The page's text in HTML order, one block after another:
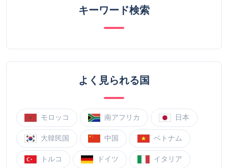
キーワード検索
よく見られる国
モロッコ 南アフリカ 日本
大韓民国 中国 ベトナム
トルコ ドイツ イタリア